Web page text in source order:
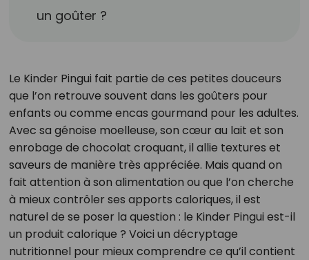
un goûter ?
Le Kinder Pingui fait partie de ces petites douceurs
que l’on retrouve souvent dans les goûters pour
enfants ou comme encas gourmand pour les adultes.
Avec sa génoise moelleuse, son cœur au lait et son
enrobage de chocolat croquant, il allie textures et
saveurs de manière très appréciée. Mais quand on
fait attention à son alimentation ou que l’on cherche
à mieux contrôler ses apports caloriques, il est
naturel de se poser la question : le Kinder Pingui est-il
un produit calorique ? Voici un décryptage
nutritionnel pour mieux comprendre ce qu’il contient